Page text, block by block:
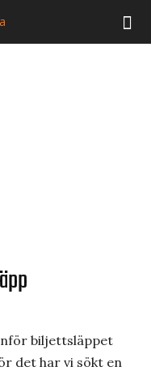
biljettsläppet
det har vi sökt en